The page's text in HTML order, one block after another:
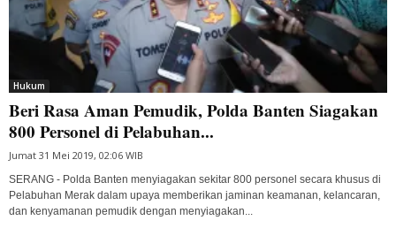
Hukum
Beri Rasa Aman Pemudik, Polda Banten Siagakan
800 Personel di Pelabuhan...
Jumat 31 Mei 2019, 02:06 WIB
SERANG - Polda Banten menyiagakan sekitar 800 personel secara khusus di
Pelabuhan Merak dalam upaya memberikan jaminan keamanan, kelancaran,
dan kenyamanan pemudik dengan menyiagakan...